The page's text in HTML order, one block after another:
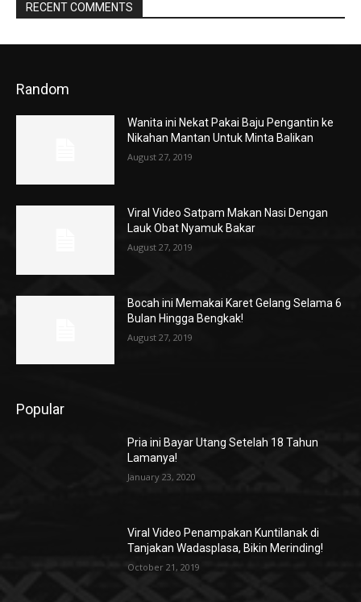
RECENT COMMENTS
Random
Wanita ini Nekat Pakai Baju Pengantin ke
Nikahan Mantan Untuk Minta Balikan
August 27, 2019
Viral Video Satpam Makan Nasi Dengan
Lauk Obat Nyamuk Bakar
August 27, 2019
Bocah ini Memakai Karet Gelang Selama 6
Bulan Hingga Bengkak!
August 27, 2019
Popular
Pria ini Bayar Utang Setelah 18 Tahun
Lamanya!
January 23, 2020
Viral Video Penampakan Kuntilanak di
Tanjakan Wadasplasa, Bikin Merinding!
October 21, 2019